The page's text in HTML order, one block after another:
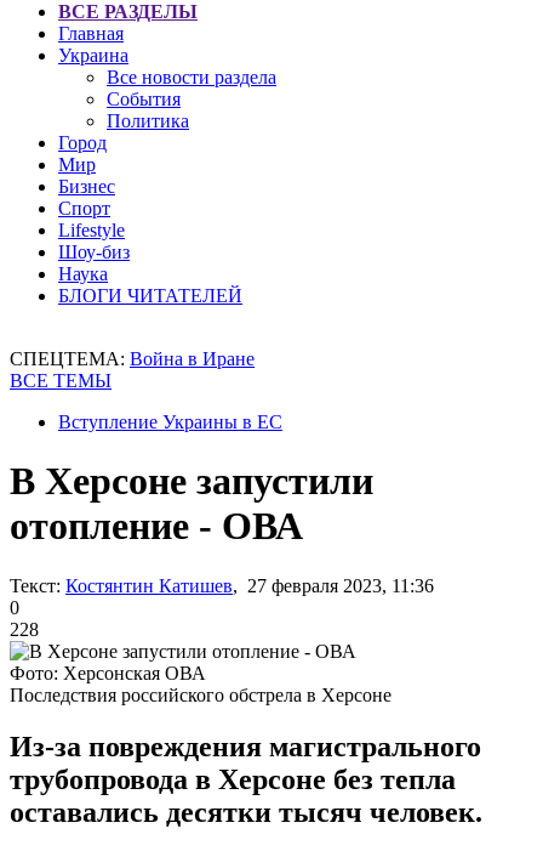
ВСЕ РАЗДЕЛЫ
Главная
Украина
Все новости раздела
События
Политика
Город
Мир
Бизнес
Спорт
Lifestyle
Шоу-биз
Наука
БЛОГИ ЧИТАТЕЛЕЙ
СПЕЦТЕМА: Война в Иране
ВСЕ ТЕМЫ
Вступление Украины в ЕС
В Херсоне запустили
отопление - ОВА
Текст: Костянтин Катишев, 27 февраля 2023, 11:36
0
228
Фото: Херсонская ОВА
Последствия российского обстрела в Херсоне
Из-за повреждения магистрального
трубопровода в Херсоне без тепла
оставались десятки тысяч человек.